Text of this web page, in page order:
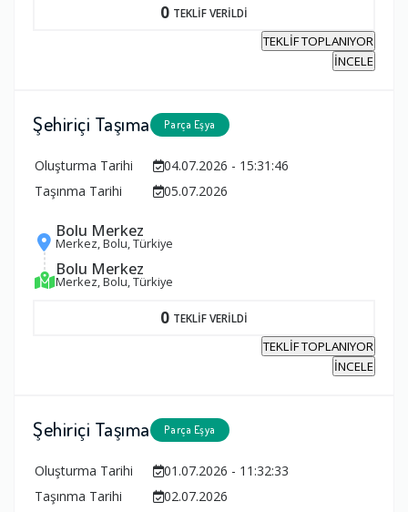
0 TEKLİF VERİLDİ
TEKLİF TOPLANIYOR
İNCELE
Şehiriçi Taşıma Parça Eşya
Oluşturma Tarihi
04.07.2026 - 15:31:46
Taşınma Tarihi
05.07.2026
Bolu Merkez
Merkez, Bolu, Türkiye
Bolu Merkez
Merkez, Bolu, Türkiye
0 TEKLİF VERİLDİ
TEKLİF TOPLANIYOR
İNCELE
Şehiriçi Taşıma Parça Eşya
Oluşturma Tarihi
01.07.2026 - 11:32:33
Taşınma Tarihi
02.07.2026